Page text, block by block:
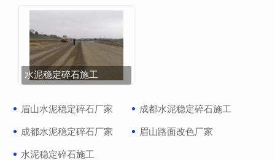
水泥稳定碎石施工
眉山水泥稳定碎石厂家 成都水泥稳定碎石施工
成都水泥稳定碎石厂家 眉山路面改色厂家
水泥稳定碎石施工